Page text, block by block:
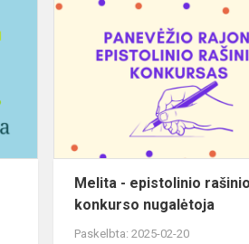
Melita - epistolinio rašinio
konkurso nugalėtoja
Paskelbta: 2025-02-20